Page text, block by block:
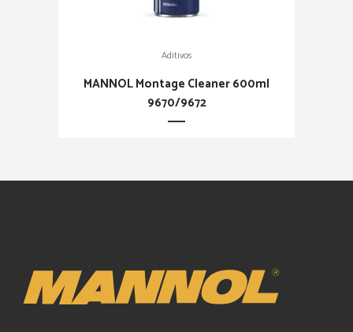
Aditivos
MANNOL Montage Cleaner 600ml
9670/9672